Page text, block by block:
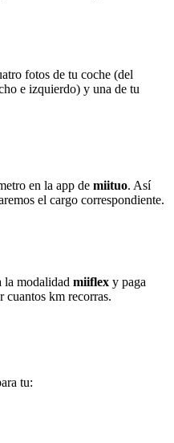
fotos de tu coche (del
e izquierdo) y una de tu
en la app de miituo. Así
el cargo correspondiente.
la modalidad miiflex y paga
cuantos km recorras.
tu: